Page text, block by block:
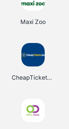
Maxi Zoo
CheapTickets.be